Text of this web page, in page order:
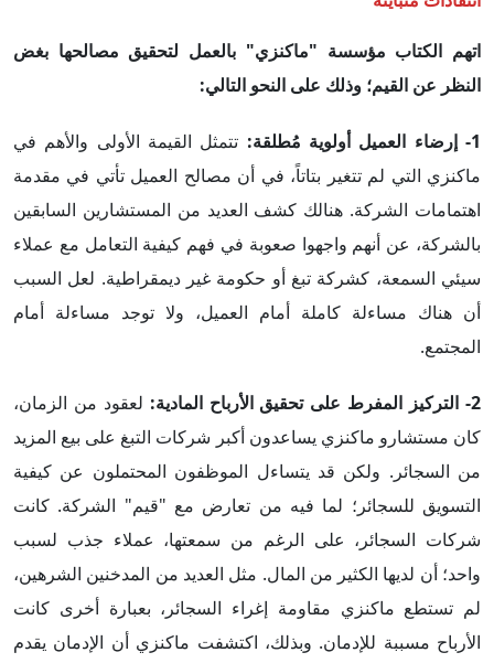
اتهم الكتاب مؤسسة "ماكنزي" بالعمل لتحقيق مصالحها بغض
النظر عن القيم؛ وذلك على النحو التالي:
1- إرضاء العميل أولوية مُطلقة: تتمثل القيمة الأولى والأهم في
ماكنزي التي لم تتغير بتاتاً، في أن مصالح العميل تأتي في مقدمة
اهتمامات الشركة. هنالك كشف العديد من المستشارين السابقين
بالشركة، عن أنهم واجهوا صعوبة في فهم كيفية التعامل مع عملاء
سيئي السمعة، كشركة تبغ أو حكومة غير ديمقراطية. لعل السبب
أن هناك مساءلة كاملة أمام العميل، ولا توجد مساءلة أمام
المجتمع.
2- التركيز المفرط على تحقيق الأرباح المادية:
لعقود من الزمان،
كان مستشارو ماكنزي يساعدون أكبر شركات التبغ على بيع المزيد
من السجائر. ولكن قد يتساءل الموظفون المحتملون عن كيفية
التسويق للسجائر؛ لما فيه من تعارض مع "قيم" الشركة. كانت
شركات السجائر، على الرغم من سمعتها، عملاء جذب لسبب
واحد؛ أن لديها الكثير من المال. مثل العديد من المدخنين الشرهين،
لم تستطع ماكنزي مقاومة إغراء السجائر، بعبارة أخرى كانت
الأرباح مسببة للإدمان. وبذلك، اكتشفت ماكنزي أن الإدمان يقدم